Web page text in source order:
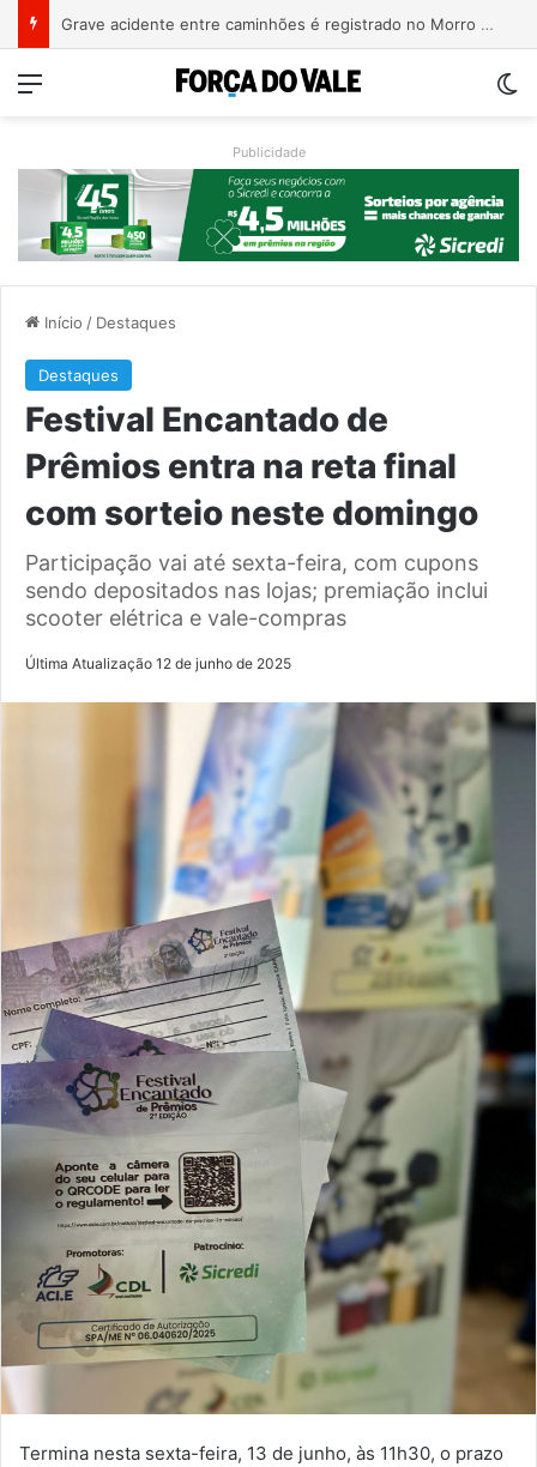
COMUI e Univates planejam ações voltadas à população idosa de Roca Sales
Menu
Publicidade
Início / Destaques
Destaques
Festival Encantado de
Prêmios entra na reta final
com sorteio neste domingo
Participação vai até sexta-feira, com cupons
sendo depositados nas lojas; premiação inclui
scooter elétrica e vale-compras
Última Atualização 12 de junho de 2025
Termina nesta sexta-feira, 13 de junho, às 11h30, o prazo